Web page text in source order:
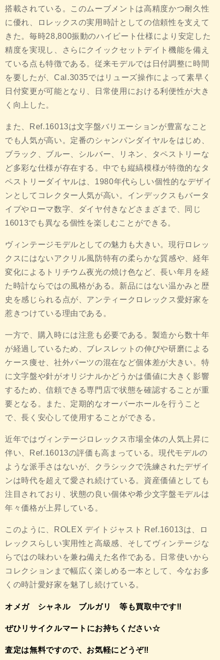
搭載されている。このムーブメントは高精度かつ耐久性
に優れ、ロレックスの実用時計としての信頼性を支えて
きた。毎時28,800振動のハイビート仕様により安定した
精度を実現し、さらにクイックセットデイト機能を備え
ている点も特徴である。従来モデルでは日付調整に時間
を要したが、Cal.3035ではリューズ操作によって素早く
日付変更が可能となり、日常使用における利便性が大き
く向上した。
また、Ref.16013は文字盤バリエーションが豊富なこと
でも人気が高い。定番のシャンパンダイヤルをはじめ、
ブラック、ブルー、シルバー、リネン、タペストリーな
ど多彩な仕様が存在する。中でも縦縞模様が特徴的なタ
ペストリーダイヤルは、1980年代らしい個性的なデザイ
ンとしてコレクター人気が高い。インデックスもバータ
イプやローマ数字、ダイヤ付きなどさまざまで、同じ
16013でも異なる個性を楽しむことができる。
ヴィンテージモデルとしての魅力も大きい。現行ロレッ
クスにはないアクリル風防特有の柔らかな質感や、経年
変化によるトリチウム夜光の焼け色など、長い年月を経
た時計ならではの風格がある。新品にはない温かみと歴
史を感じられる点が、アンティークロレックス愛好家を
惹きつけている理由である。
一方で、購入時には注意も必要である。製造から数十年
が経過しているため、ブレスレットの伸びや研磨による
ケース痩せ、社外パーツの混在など個体差が大きい。特
に文字盤や針がオリジナルかどうかは価値に大きく影響
するため、信頼できる専門店で状態を確認することが重
要となる。また、定期的なオーバーホールを行うこと
で、長く安心して使用することができる。
近年ではヴィンテージロレックス市場全体の人気上昇に
伴い、Ref.16013の評価も高まっている。現代モデルの
ような派手さはないが、クラシックで洗練されたデザイ
ンは時代を超えて愛され続けている。資産価値としても
注目されており、状態の良い個体や希少文字盤モデルは
年々価格が上昇している。
このように、ROLEX デイトジャスト Ref.16013は、ロ
レックスらしい実用性と高級感、そしてヴィンテージな
らではの味わいを兼ね備えた名作である。日常使いから
コレクションまで幅広く楽しめる一本として、今なお多
くの時計愛好家を魅了し続けている。
オメガ シャネル ブルガリ 等も買取中です‼
ぜひリサイクルマート にお持ち く ださい☆
査定は無料ですので、お気軽にどうぞ‼